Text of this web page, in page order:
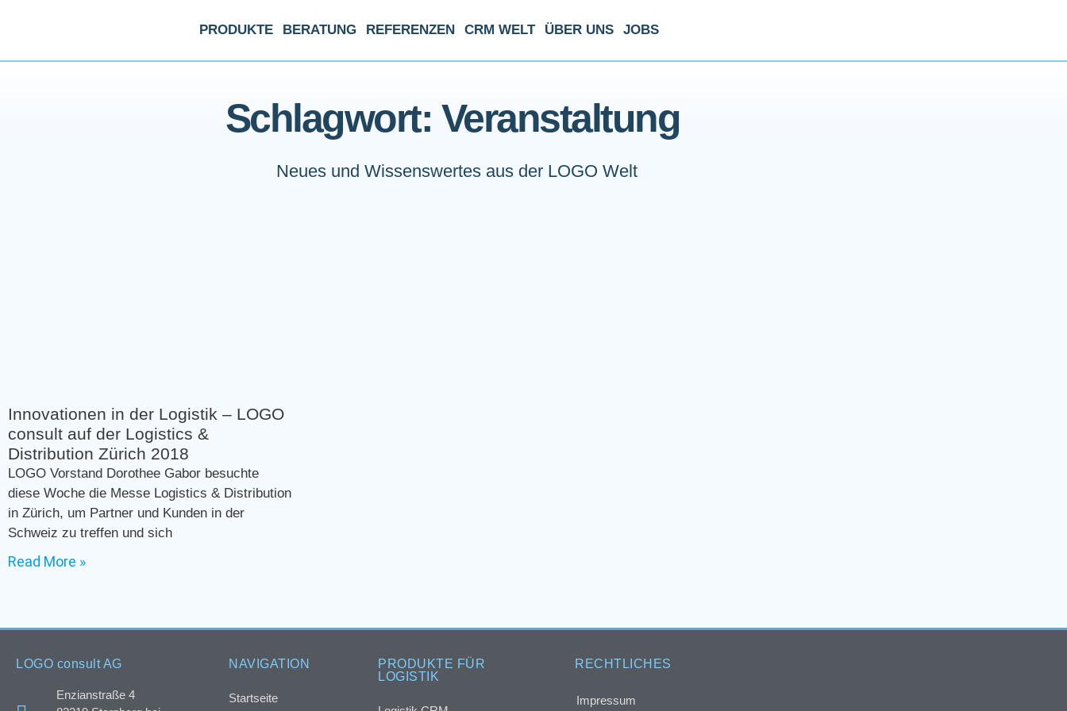
PRODUKTE BERATUNG REFERENZEN CRM WELT ÜBER UNS JOBS
Schlagwort: Veranstaltung
Neues und Wissenswertes aus der LOGO Welt
Innovationen in der Logistik – LOGO
consult auf der Logistics &
Distribution Zürich 2018
LOGO Vorstand Dorothee Gabor besuchte
diese Woche die Messe Logistics & Distribution
in Zürich, um Partner und Kunden in der
Schweiz zu treffen und sich
Read More »
LOGO consult AG
Enzianstraße 4
NAVIGATION
Startseite
PRODUKTE FÜR
LOGISTIK
RECHTLICHES
Impressum